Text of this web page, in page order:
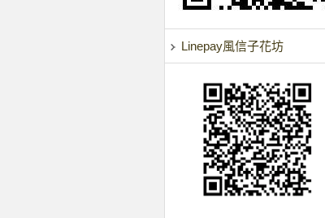
Linepay風信子花坊